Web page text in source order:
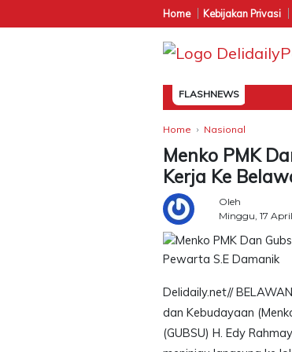
Home Kebijakan Privasi
FLASHNEWS
Home Nasional
Menko PMK
Kerja Ke
Oleh
Minggu, 17
Pewarta S.E Damanik
Delidaily.net//
dan Kebudayaan
(GUBSU) H. Edy